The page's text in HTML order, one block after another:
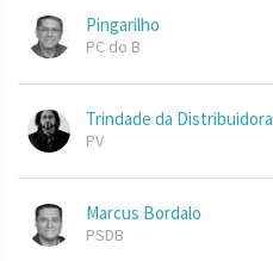
Pingarilho
PC do B
Trindade da Distribuidora
PV
Marcus Bordalo
PSDB